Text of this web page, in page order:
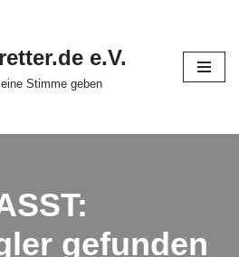
e.V.
eine Stimme geben
gefunden